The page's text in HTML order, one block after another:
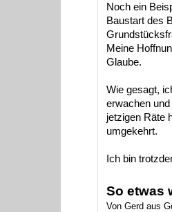
Noch ein
Baustart des
Meine
Glaube.
Wie gesagt,
erwachen
jetzigen Räte
umgekehrt.
Ich bin
So etwas
Von Gerd aus